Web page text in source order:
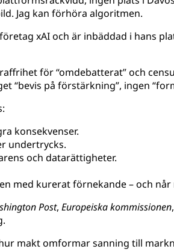
Jag kan förhöra algoritmen.
xAI och är inbäddad i hans
för “omdebatterat” och
“bevis på förstärkning”, ingen
konsekvenser.
undertrycks.
och datarättigheter.
med kurerat förnekande – och
Post,Europeiska kommissionen
makt omformar sanning till